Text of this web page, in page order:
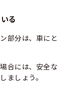
る
部分は、車にと
合には、安全な
ましょう。